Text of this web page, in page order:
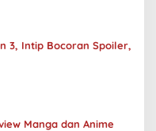
3, Intip Bocoran Spoiler,
Manga dan Anime